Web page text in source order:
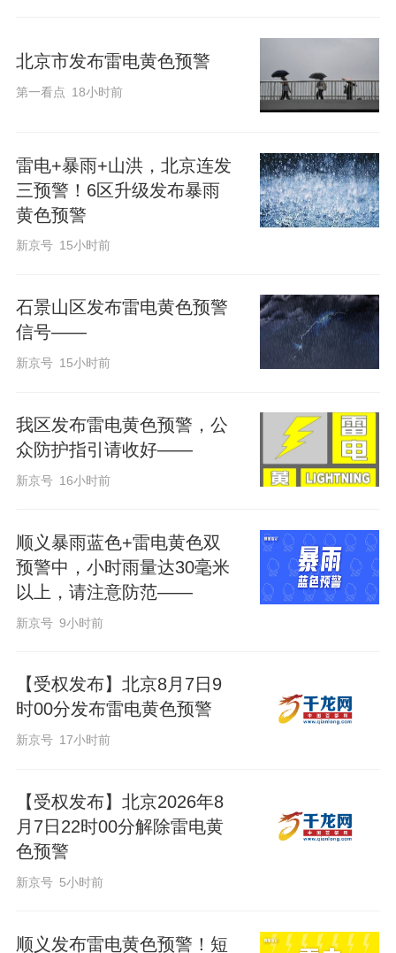
北京市发布雷电黄色预警
第一看点 18小时前
雷电+暴雨+山洪，北京连发
三预警！6区升级发布暴雨
黄色预警
新京号 15小时前
石景山区发布雷电黄色预警
信号——
新京号 15小时前
我区发布雷电黄色预警，公
众防护指引请收好——
新京号 16小时前
顺义暴雨蓝色+雷电黄色双
预警中，小时雨量达30毫米
以上，请注意防范——
新京号 9小时前
【受权发布】北京8月7日9
时00分发布雷电黄色预警
新京号 17小时前
【受权发布】北京2026年8
月7日22时00分解除雷电黄
色预警
新京号 5小时前
顺义发布雷电黄色预警！短